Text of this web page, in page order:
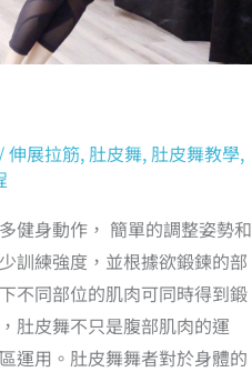
/伸展拉筋, 肚皮舞, 肚皮舞教學,
健身動作， 簡單的調整姿勢和
訓練強度，並根據欲鍛鍊的部
不同部位的肌肉可同時得到鍛
肚皮舞不只是腹部肌肉的運
運用。肚皮舞舞者對於身體的